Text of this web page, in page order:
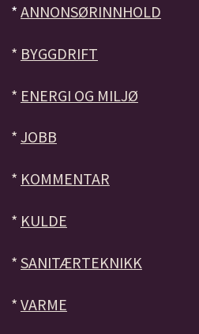
* ANNONSØRINNHOLD
* BYGGDRIFT
* ENERGI OG MILJØ
* JOBB
* KOMMENTAR
* KULDE
* SANITÆRTEKNIKK
* VARME